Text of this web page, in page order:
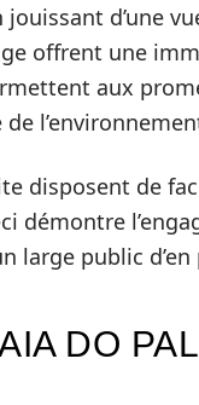
d’une
offrent une
aux
disposent de
démontre
large public d’en
DO